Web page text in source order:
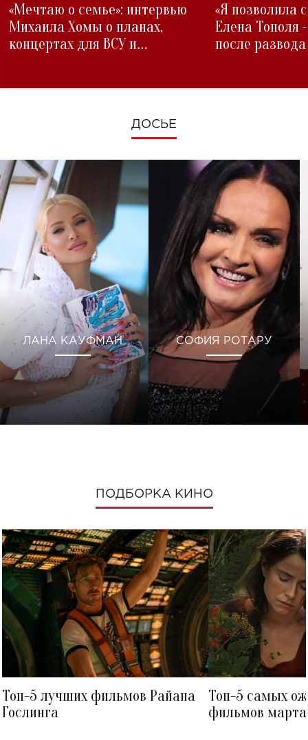
«Мечтаю о семье»: интервью
Михаила Хомы о планах,
концертах для ВСУ и
«Я позволила
Елена Тополя
после развода
ДОСЬЕ
ЛАНА КАУФМАН СОФИЯ РОТАРУ
ПОДБОРКА КИНО
Топ-5 лучших фильмов Райана
Гослинга
Топ-5 самых
фильмов